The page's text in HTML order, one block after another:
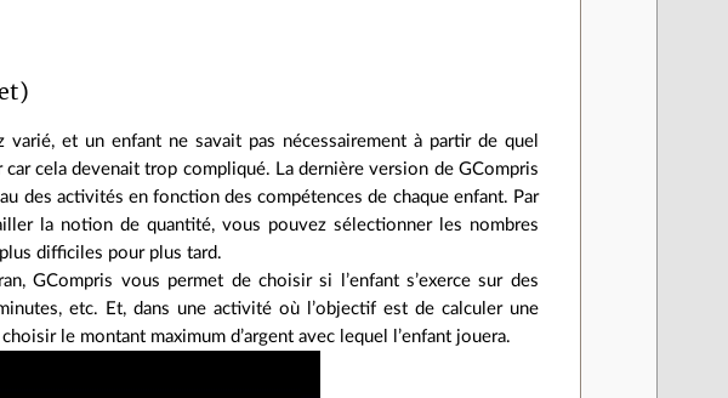
et un enfant ne savait pas nécessairement à partir de quel
cela devenait trop compliqué. La dernière version de GCompris
des activités en fonction des compétences de chaque enfant. Par
la notion de quantité, vous pouvez sélectionner les nombres
difficiles pour plus tard.
GCompris vous permet de choisir si l’enfant s’exerce sur des
etc. Et, dans une activité où l’objectif est de calculer une
le montant maximum d’argent avec lequel l’enfant jouera.